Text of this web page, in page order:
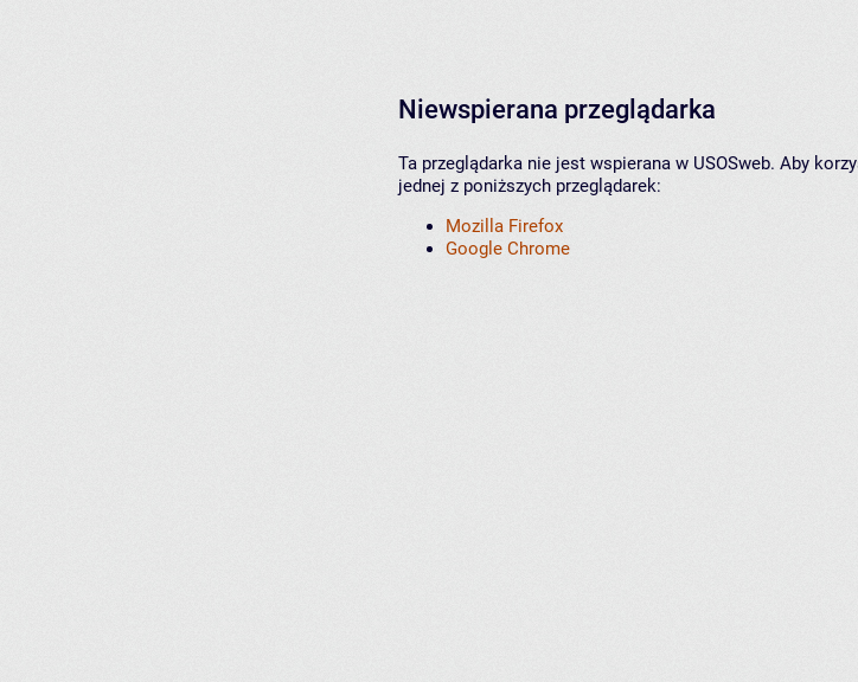
Niewspierana przeglądarka
Ta przeglądarka nie jest wspierana w USOSweb. Aby
jednej z poniższych przeglądarek:
Mozilla Firefox
Google Chrome